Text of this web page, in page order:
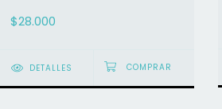
$28.000
DETALLES